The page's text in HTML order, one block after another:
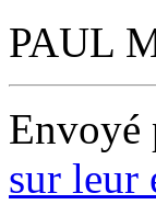
PAUL
Envoyé
sur leur